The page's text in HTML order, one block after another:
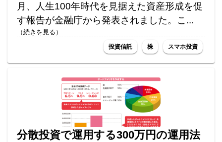
月、人生100年時代を見据えた資産形成を促
す報告が金融庁から発表されました。こ...
（続きを見る）
投資信託 株 スマホ投資
分散投資で運用する300万円の運用法